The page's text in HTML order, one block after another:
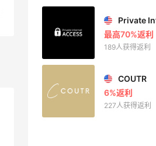
Private
最高70%返利
189人获得返利
COUTR
6%返利
227人获得返利